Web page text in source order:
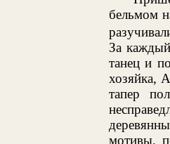
бельмом
За
танец и
хозяйка,
тапер
мотивы,